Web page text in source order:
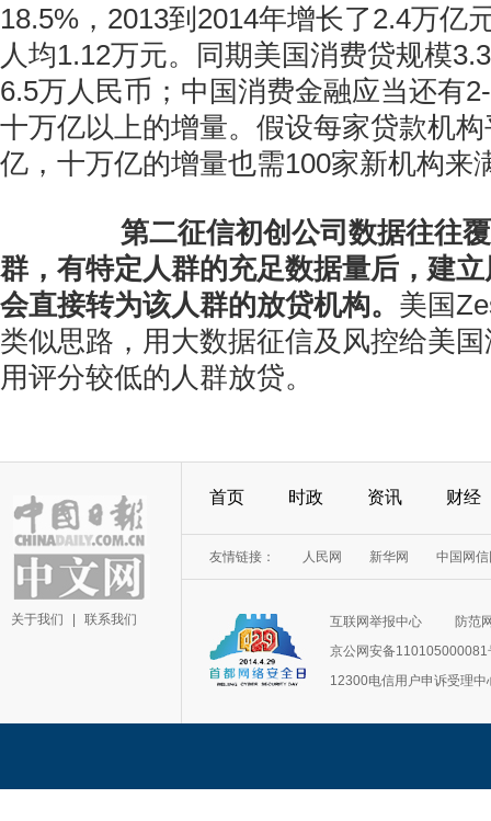
18.5%，2013到2014年增长了2.4万亿
人均1.12万元。同期美国消费贷规模
6.5万人民币；中国消费金融应当还有
十万亿以上的增量。假设每家贷款机
亿，十万亿的增量也需100家新机构来
第二征信初创公司数据往往
群，有特定人群的充足数据量后，建
会直接转为该人群的放贷机构。 美国
类似思路，用大数据征信及风控给美
用评分较低的人群放贷。
关于我们 联系我们
首页 时政 资讯 财经
友情链接： 人民网 新华网 中国网
互联网举报中心
防范
京公网安备110105000081
12300电信用户申诉受理中